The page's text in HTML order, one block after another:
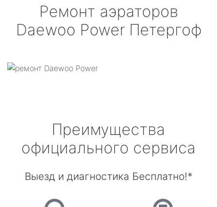
Ремонт аэраторов
Daewoo Power Петергоф
Преимущества
официального сервиса
Выезд и диагностика Бесплатно!*